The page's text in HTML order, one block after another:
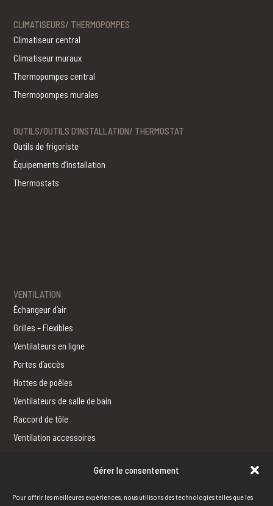
Gérer le consentement
Pour offrir les meilleures expériences, nous utilisons des technologies telles que les
CLIMATISEURS/ THERMOPOMPES
Climatiseur central
Climatiseur muraux
Thermopompes central
Thermopompes murales
OUTILS/OUTILS D’INSTALLATION/ THERMOSTAT
Outils de frigoriste
Équipements d’installation
Thermostats
VENTILATION
Échangeur d’air
Grilles – Flexibles
Ventilateurs en ligne
Portes d’accès
Hottes de poêles
Ventilateurs de salle de bain
Raccord de tôle
Ventilation accessoires